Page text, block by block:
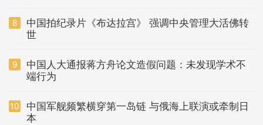
8
中国拍纪录片《布达拉宫》 强调中央管理大活佛转
世
9
中国人大通报蒋方舟论文造假问题：未发现学术不
端行为
10
中国军舰频繁横穿第一岛链 与俄海上联演或牵制日
本